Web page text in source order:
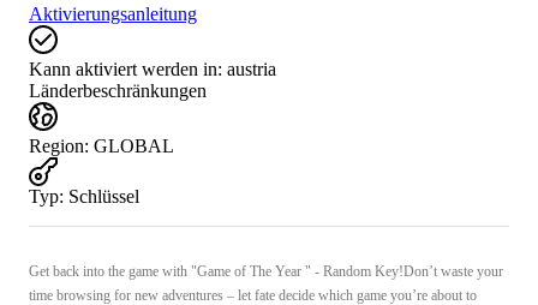
Aktivierungsanleitung
Kann aktiviert werden in: austria
Länderbeschränkungen
Region: GLOBAL
Typ: Schlüssel
Get back into the game with "Game of The Year " - Random Key!Don’t waste your
time browsing for new adventures – let fate decide which game you’re about to